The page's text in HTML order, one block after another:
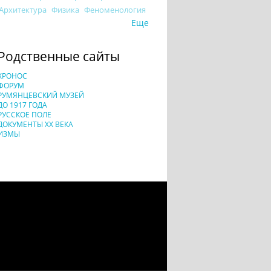
Физика Феноменология
Еще
сайты
МУЗЕЙ
1917 ГОДА
ПОЛЕ
XX ВЕКА